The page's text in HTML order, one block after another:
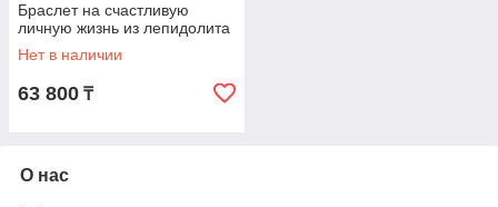
Браслет на счастливую
личную жизнь из лепидолита
Нет в наличии
63 800 ₸
О нас